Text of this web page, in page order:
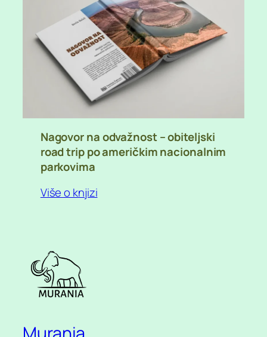
Nagovor na odvažnost – obiteljski
road trip po američkim nacionalnim
parkovima
Više o knjizi